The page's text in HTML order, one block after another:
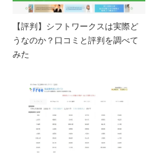
【評判】シフトワークスは実際ど
うなのか？口コミと評判を調べて
みた